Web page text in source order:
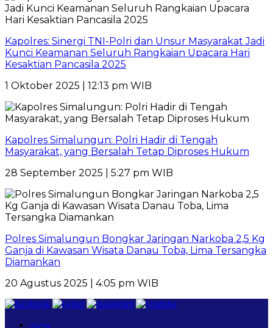
Kapolres: Sinergi TNI-Polri dan Unsur Masyarakat Jadi
Kunci Keamanan Seluruh Rangkaian Upacara Hari
Kesaktian Pancasila 2025
1 Oktober 2025 | 12:13 pm WIB
Kapolres Simalungun: Polri Hadir di Tengah
Masyarakat, yang Bersalah Tetap Diproses Hukum
28 September 2025 | 5:27 pm WIB
Polres Simalungun Bongkar Jaringan Narkoba 2,5 Kg
Ganja di Kawasan Wisata Danau Toba, Lima Tersangka
Diamankan
20 Agustus 2025 | 4:05 pm WIB
Home